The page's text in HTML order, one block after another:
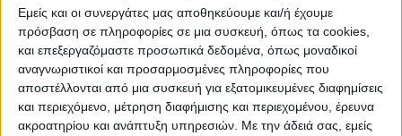
Εμείς και οι συνεργάτες μας αποθηκεύουμε και/ή έχουμε
πρόσβαση σε πληροφορίες σε μια συσκευή, όπως τα cookies,
και επεξεργαζόμαστε προσωπικά δεδομένα, όπως μοναδικοί
αναγνωριστικοί και προσαρμοσμένες πληροφορίες που
αποστέλλονται από μια συσκευή για εξατομικευμένες διαφημίσεις
και περιεχόμενο, μέτρηση διαφήμισης και περιεχομένου, έρευνα
ακροατηρίου και ανάπτυξη υπηρεσιών. Με την άδειά σας, εμείς